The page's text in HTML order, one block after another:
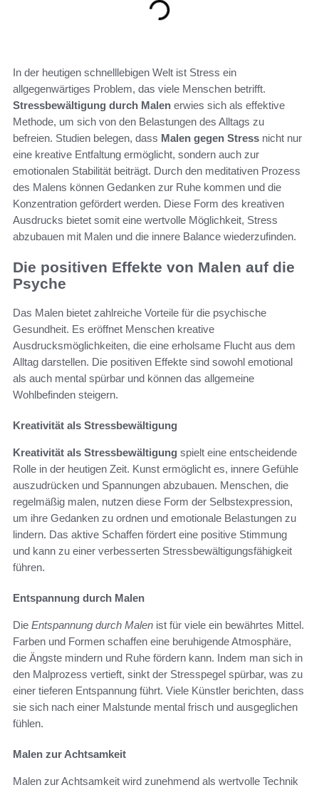
In der heutigen schnelllebigen Welt ist Stress ein
allgegenwärtiges Problem, das viele Menschen betrifft.
Stressbewältigung durch Malen erwies sich als effektive
Methode, um sich von den Belastungen des Alltags zu
befreien. Studien belegen, dass Malen gegen Stress nicht nur
eine kreative Entfaltung ermöglicht, sondern auch zur
emotionalen Stabilität beiträgt. Durch den meditativen Prozess
des Malens können Gedanken zur Ruhe kommen und die
Konzentration gefördert werden. Diese Form des kreativen
Ausdrucks bietet somit eine wertvolle Möglichkeit, Stress
abzubauen mit Malen und die innere Balance wiederzufinden.
Die positiven Effekte von Malen auf die
Psyche
Das Malen bietet zahlreiche Vorteile für die psychische
Gesundheit. Es eröffnet Menschen kreative
Ausdrucksmöglichkeiten, die eine erholsame Flucht aus dem
Alltag darstellen. Die positiven Effekte sind sowohl emotional
als auch mental spürbar und können das allgemeine
Wohlbefinden steigern.
Kreativität als Stressbewältigung
Kreativität als Stressbewältigung spielt eine entscheidende
Rolle in der heutigen Zeit. Kunst ermöglicht es, innere Gefühle
auszudrücken und Spannungen abzubauen. Menschen, die
regelmäßig malen, nutzen diese Form der Selbstexpression,
um ihre Gedanken zu ordnen und emotionale Belastungen zu
lindern. Das aktive Schaffen fördert eine positive Stimmung
und kann zu einer verbesserten Stressbewältigungsfähigkeit
führen.
Entspannung durch Malen
Die Entspannung durch Malen ist für viele ein bewährtes Mittel.
Farben und Formen schaffen eine beruhigende Atmosphäre,
die Ängste mindern und Ruhe fördern kann. Indem man sich in
den Malprozess vertieft, sinkt der Stresspegel spürbar, was zu
einer tieferen Entspannung führt. Viele Künstler berichten, dass
sie sich nach einer Malstunde mental frisch und ausgeglichen
fühlen.
Malen zur Achtsamkeit
Malen zur Achtsamkeit wird zunehmend als wertvolle Technik